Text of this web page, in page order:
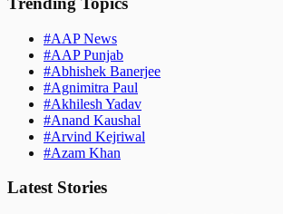
#AAP News
#AAP Punjab
#Abhishek Banerjee
#Agnimitra Paul
#Akhilesh Yadav
#Anand Kaushal
#Arvind Kejriwal
#Azam Khan
Latest Stories